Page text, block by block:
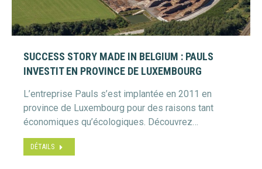
SUCCESS STORY MADE IN BELGIUM : PAULS
INVESTIT EN PROVINCE DE LUXEMBOURG
L’entreprise Pauls s’est implantée en 2011 en
province de Luxembourg pour des raisons tant
économiques qu’écologiques. Découvrez…
DÉTAILS